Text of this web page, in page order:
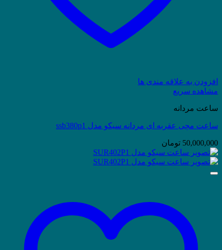
افزودن به علاقه مندی ها
مشاهده سریع
ساعت مردانه
ساعت مچی عقربه ای مردانه سیکو مدل ssb380p1
50,000,000 تومان